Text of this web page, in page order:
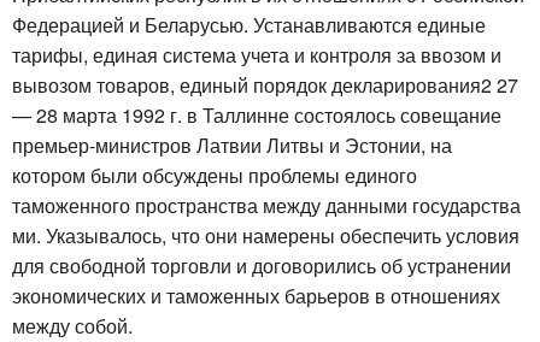
Федерацией и Беларусью. Устанавливаются единые
тарифы, единая система учета и контроля за ввозом и
вывозом товаров, единый порядок декларирования2 27
— 28 марта 1992 г. в Таллинне состоялось совещание
премьер-министров Латвии Литвы и Эстонии, на
котором были обсуждены проблемы единого
таможенного пространства между данными государства
ми. Указывалось, что они намерены обеспечить условия
для свободной торговли и договорились об устранении
экономических и таможенных барьеров в отношениях
между собой.